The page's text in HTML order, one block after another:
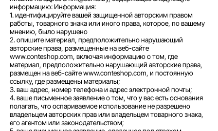
информацию: Информация:
1. идентифицируйте вашей защищенной авторским правом
работы, товарного знака или иного права, которое, по вашему
мнению, было нарушено
2. опишите материал, предположительно нарушающий
авторские права, размещенные на веб-сайте
www.conteshop.com, включая информацию о том, где
материал, предположительно нарушающий авторские права,
размещен на веб-сайте www.conteshop.com, и постоянную
ссылку, где размещены материалы;
3. ваш адрес, номер телефона и адрес электронной почты;
4. ваше письменное заявление о том, что у вас есть основания
полагать, что оспариваемое использование не разрешено
владельцем авторских прав или владельцем товарного знака,
его агентом или законодательством;